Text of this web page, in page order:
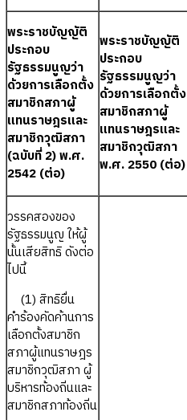
พระราชบัญญัติ
ประกอบ
รัฐธรรมนูญว่า
ด้วยการเลือกตั้ง
สมาชิกสภาผู้
แทนราษฎรและ
สมาชิกวุฒิสภา
(ฉบับที่ 2) พ.ศ.
2542 (ต่อ)
พระราชบัญญัติ
ประกอบ
รัฐธรรมนูญว่า
ด้วยการเลือกตั้ง
สมาชิกสภาผู้
แทนราษฎรและ
สมาชิกวุฒิสภา
พ.ศ. 2550 (ต่อ)
วรรคสองของ
รัฐธรรมนูญ ให้ผู้
นั้นเสียสิทธิ ดังต่อ
ไปนี้
(1) สิทธิยื่น
คำร้องคัดค้านการ
เลือกตั้งสมาชิก
สภาผู้แทนราษฎร
สมาชิกวุฒิสภา ผู้
บริหารท้องถิ่นและ
สมาชิกสภาท้องถิ่น